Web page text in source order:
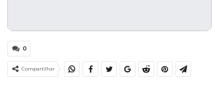
0
Compartilhar